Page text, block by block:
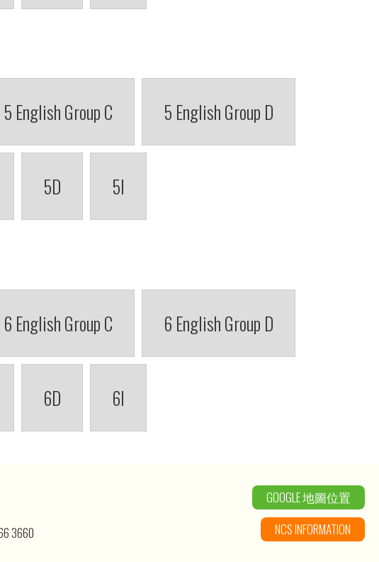
5 English Group C 5 English Group D
5D 5I
6 English Group C 6 English Group D
6D 6I
3660
GOOGLE 地圖位置
NCS INFORMATION